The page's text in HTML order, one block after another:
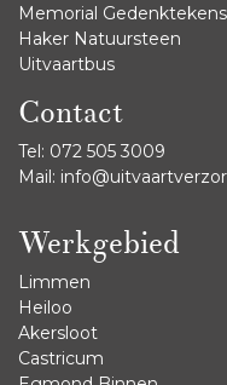
Memorial Gedenktekens
Haker Natuursteen
Uitvaartbus
Contact
Tel: 072 505 3009
Mail:
Werkgebied
Limmen
Heiloo
Akersloot
Castricum